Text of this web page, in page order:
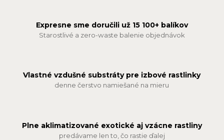
Expresne sme doručili už 15 100+ balíkov
Starostlivé a zero-waste balenie objednávok
Vlastné vzdušné substráty pre izbové rastlinky
denne čerstvo namiešané na mieru
Plne aklimatizované exotické aj vzácne rastliny
predávame len to, čo rastie ďalej